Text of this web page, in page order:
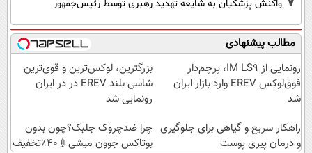
واکنش پزشکیان به شایعه تهدید رهبری توسط رئیس‌جمهور
مطالب پیشنهادی
رونمایی از IM LS9، پرچم‌دار
فوق‌لوکس EREV وارد بازار ایران
شد
بزرگترین، لوکس‌ترین و قوی‌ترین
شاسی بلند EREV در در ایران
رونمایی شد
راهکار سریع و گیاهی برای جلوگیری
و درمان پیری پوست
چرا ضدچروک جلبک؟چون بدون
بوتاکس جوون میشی💉۴۰٪تخفیف